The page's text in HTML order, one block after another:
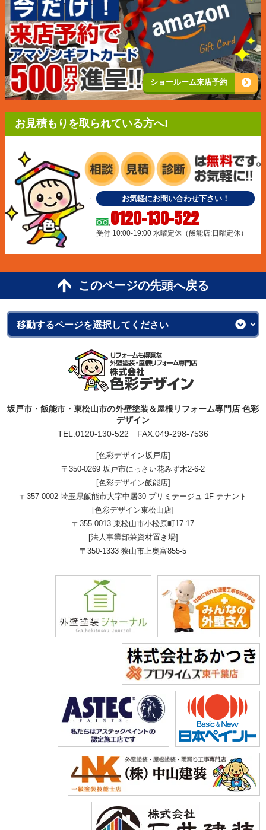
ショールーム来店予約
お見積もりを取られている方へ!
お気軽にお問い合わせ下さい！
0120-130-522
受付 10:00-19:00 水曜定休（飯能店:日曜定休）
このページの先頭へ戻る
坂戸市・飯能市・東松山市の外壁塗装＆屋根リフォーム専門店 色彩
デザイン
TEL:0120-130-522 FAX:049-298-7536
[色彩デザイン坂戸店]
〒350-0269 坂戸市にっさい花みず木2-6-2
[色彩デザイン飯能店]
〒357-0002 埼玉県飯能市大字中居30 プリミテージュ 1F テナント
[色彩デザイン東松山店]
〒355-0013 東松山市小松原町17-17
[法人事業部兼資材置き場]
〒350-1333 狭山市上奥富855-5